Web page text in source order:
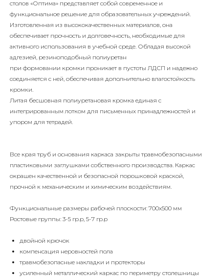
столов «Оптима» представляет собой современное и
функциональное решение для образовательных учреждений.
Изготовленная из высококачественных материалов, она
обеспечивает прочность и долговечность, необходимые для
активного использования в учебной среде. Обладая высокой
адгезией, резиноподобный полиуретан
при формовании кромки проникает в пустоты ЛДСП и надежно
соединяется с ней, обеспечивая дополнительно влагостойкость
кромки.
Литая бесшовная полиуретановая кромка единая с
интегрированным лотком для письменных принадлежностей и
упором для тетрадей.
Все края труб и основания каркаса закрыты травмобезопасными
пластиковыми заглушками собственного производства. Каркас
окрашен качественной и безопасной порошковой краской,
прочной к механическим и химическим воздействиям.
Функциональные размеры рабочей плоскости: 700х500 мм
Ростовые группы: 3-5 гр.р, 5-7 гр.р
двойной крючок
компенсация неровностей пола
травмобезопасные накладки и протекторы
усиленный металлический каркас по периметру столешницы